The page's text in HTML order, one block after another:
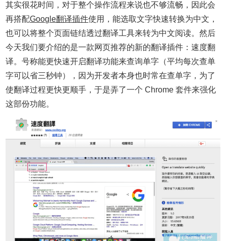
其实很花时间，对于整个操作流程来说也不够流畅，因此会
再搭配Google翻译插件使用，能选取文字快速转换为中文，
也可以将整个页面链结透过翻译工具来转为中文阅读。然后
今天我们要介绍的是一款网页推荐的新的翻译插件：速度翻
译。号称能更快速开启翻译功能来查询单字（平均每次查单
字可以省三秒钟），因为开发者本身也时常在查单字，为了
使翻译过程更快更顺手，于是弄了一个 Chrome 套件来强化
这部份功能。